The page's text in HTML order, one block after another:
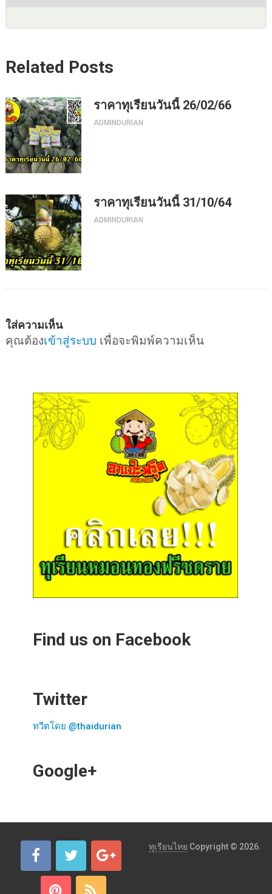
Related Posts
ราคาทุเรียนวันนี้ 26/02/66
ADMINDURIAN
ราคาทุเรียนวันนี้ 31/10/64
ADMINDURIAN
ใส่ความเห็น
คุณต้องเข้าสู่ระบบ เพื่อจะพิมพ์ความเห็น
Find us on Facebook
Twitter
ทวีตโดย @thaidurian
Google+
ทุเรียนไทย Copyright © 2026.